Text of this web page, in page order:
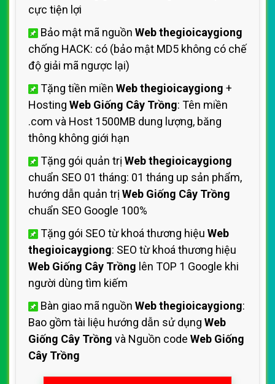
cực tiện lợi
Bảo mật mã nguồn Web thegioicaygiong
chống HACK: có (bảo mật MD5 không có chế
độ giải mã ngược lại)
Tặng tiền miền Web thegioicaygiong +
Hosting Web Giống Cây Trồng: Tên miền
.com và Host 1500MB dung lượng, băng
thông không giới hạn
Tặng gói quản trị Web thegioicaygiong
chuẩn SEO 01 tháng: 01 tháng up sản phẩm,
hướng dẫn quản trị Web Giống Cây Trồng
chuẩn SEO Google 100%
Tặng gói SEO từ khoá thương hiệu Web
thegioicaygiong: SEO từ khoá thương hiệu
Web Giống Cây Trồng lên TOP 1 Google khi
người dùng tìm kiếm
Bàn giao mã nguồn Web thegioicaygiong:
Bao gồm tài liệu hướng dẫn sử dụng Web
Giống Cây Trồng và Nguồn code Web Giống
Cây Trồng